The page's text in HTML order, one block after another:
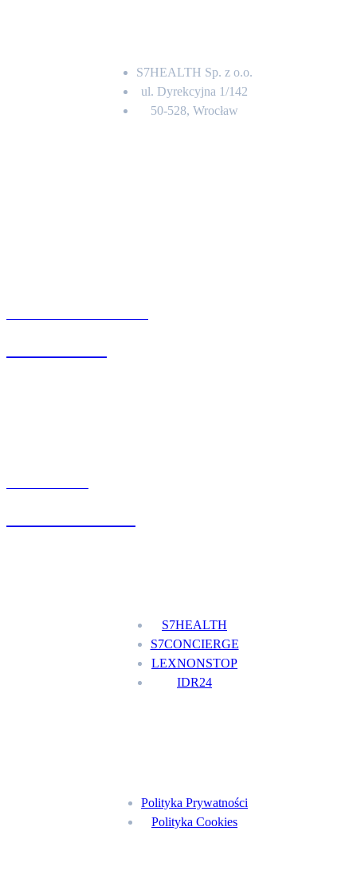
S7HEALTH Sp. z o.o.
ul. Dyrekcyjna 1/142
50-528, Wrocław
S7HEALTH
S7CONCIERGE
LEXNONSTOP
IDR24
Polityka Prywatności
Polityka Cookies